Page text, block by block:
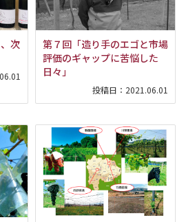
次
第７回「造り手のエゴと市場
評価のギャップに苦悩した
日々」
投稿日： 2021.06.01